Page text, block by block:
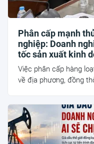
Phân cấp mạnh
nghiệp: Doanh
tốc sản xuất kinh
Việc phân cấp hàng
về địa phương, đồng